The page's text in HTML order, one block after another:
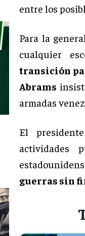
entre los
Para la
cualquier
transición
Abrams
armadas
El
actividades
guerras sin